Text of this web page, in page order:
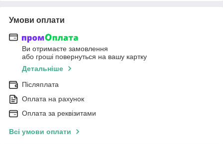
Умови оплати
Ви отримаєте замовлення
або гроші повернуться на вашу картку
Детальніше
Післяплата
Оплата на рахунок
Оплата за реквізитами
Всі умови оплати